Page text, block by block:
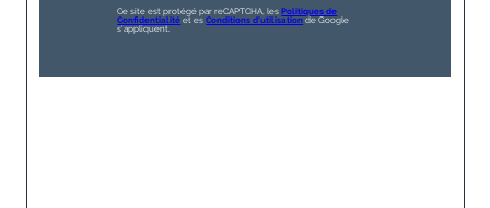
Ce site est protégé par reCAPTCHA, les Politiques de
Confidentialité et esConditions d'utilisation de Google
s'appliquent.